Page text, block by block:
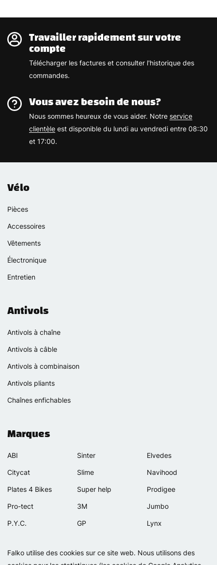
Falko utilise des cookies sur ce site web. Nous utilisons des
Travailler rapidement sur votre
compte
Télécharger les factures et consulter l'historique des
commandes.
Vous avez besoin de nous?
Nous sommes heureux de vous aider. Notre service
clientèle est disponible du lundi au vendredi entre 08:30
et 17:00.
Vélo
Pièces
Accessoires
Vêtements
Électronique
Entretien
Antivols
Antivols à chaîne
Antivols à câble
Antivols à combinaison
Antivols pliants
Chaînes enfichables
Marques
ABI
Citycat
Plates 4 Bikes
Pro-tect
P.Y.C.
Selle Orient
Sinter
Slime
Super help
3M
GP
Bellelli
Elvedes
Navihood
Prodigee
Jumbo
Lynx
Motip